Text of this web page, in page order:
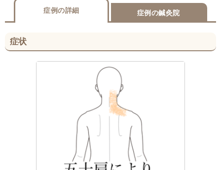
症例の詳細 症例の鍼灸院
症状